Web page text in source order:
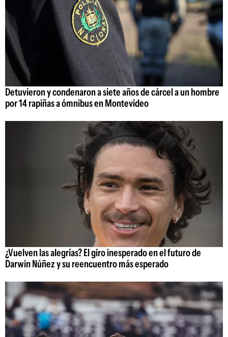
Detuvieron y condenaron a siete años de cárcel a un hombre
por 14 rapiñas a ómnibus en Montevideo
¿Vuelven las alegrías? El giro inesperado en el futuro de
Darwin Núñez y su reencuentro más esperado